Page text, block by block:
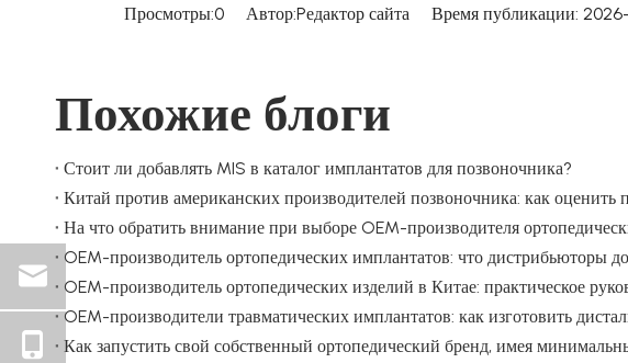
Просмотры:0 Автор:Pедактор сайта Время публикации:
Похожие блоги
Стоит ли добавлять MIS в каталог имплантатов для позвоночника?
На что обратить внимание при выборе OEM-производителя
Как запустить свой собственный ортопедический бренд, имея